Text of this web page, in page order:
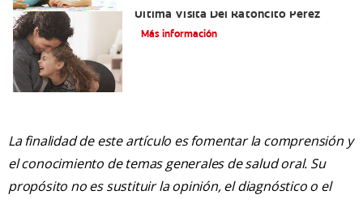
Última Visita Del Ratoncito Pérez
Más información
La finalidad de este artículo es fomentar la comprensión y
el conocimiento de temas generales de salud oral. Su
propósito no es sustituir la opinión, el diagnóstico o el